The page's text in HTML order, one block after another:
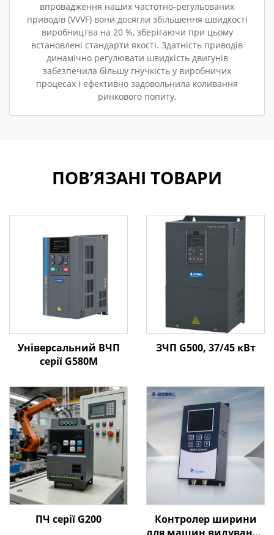
впровадження наших частотно-регульованих
приводів (VVVF) вони досягли збільшення швидкості
виробництва на 20 %, зберігаючи при цьому
встановлені стандарти якості. Здатність приводів
динамічно регулювати швидкість двигунів
забезпечила більшу гнучкість у виробничих
процесах і ефективно задовольнила коливання
ринкового попиту.
ПОВ’ЯЗАНІ ТОВАРИ
Універсальний ВЧП
серії G580M
ЗЧП G500, 37/45 кВт
ПЧ серії G200
Контролер ширини